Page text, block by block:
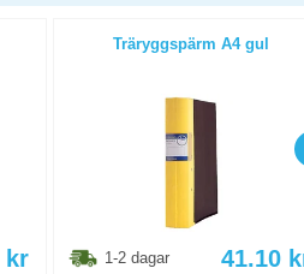
kr
Träryggspärm A4 gul
1-2 dagar 41.10